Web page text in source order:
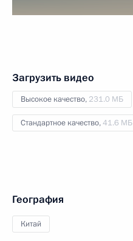
Загрузить видео
Высокое качество, 231.0 МБ
Стандартное качество,41.6 МБ
География
Китай